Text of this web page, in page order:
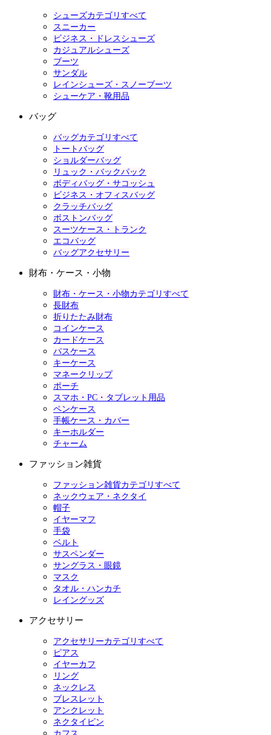
シューズカテゴリすべて
スニーカー
ビジネス・ドレスシューズ
カジュアルシューズ
ブーツ
サンダル
レインシューズ・スノーブーツ
シューケア・靴用品
バッグ
バッグカテゴリすべて
トートバッグ
ショルダーバッグ
リュック・バックパック
ボディバッグ・サコッシュ
ビジネス・オフィスバッグ
クラッチバッグ
ボストンバッグ
スーツケース・トランク
エコバッグ
バッグアクセサリー
財布・ケース・小物
財布・ケース・小物カテゴリすべて
長財布
折りたたみ財布
コインケース
カードケース
パスケース
キーケース
マネークリップ
ポーチ
スマホ・PC・タブレット用品
ペンケース
手帳ケース・カバー
キーホルダー
チャーム
ファッション雑貨
ファッション雑貨カテゴリすべて
ネックウェア・ネクタイ
帽子
イヤーマフ
手袋
ベルト
サスペンダー
サングラス・眼鏡
マスク
タオル・ハンカチ
レイングッズ
アクセサリー
アクセサリーカテゴリすべて
ピアス
イヤーカフ
リング
ネックレス
ブレスレット
アンクレット
ネクタイピン